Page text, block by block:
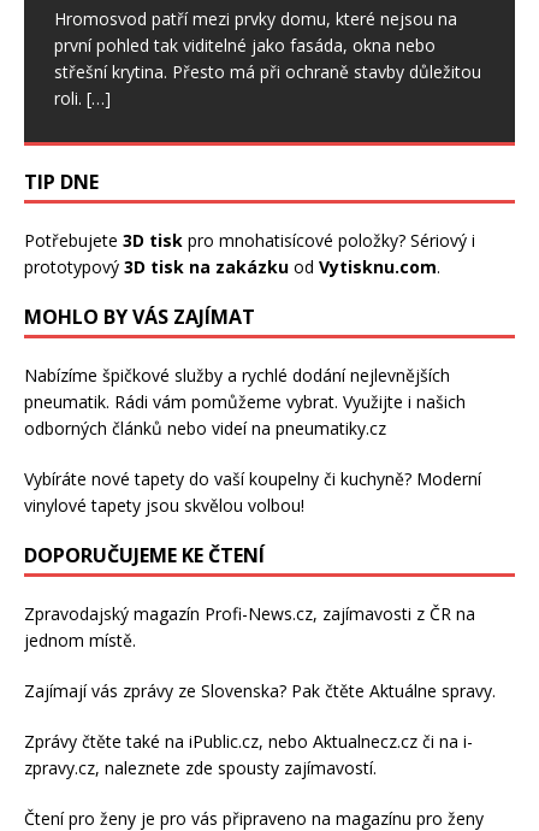
Hromosvod patří mezi prvky domu, které nejsou na
první pohled tak viditelné jako fasáda, okna nebo
střešní krytina. Přesto má při ochraně stavby důležitou
roli. […]
většího problému. Ptáci dokážou narušit omítku,
výztužnou vrstvu i samotnou izolaci.[…]
míře je pro nás důležitý. Pokud však trvá dlouhodobě,
začíná ovlivňovat celý organismus, a to[…]
TIP DNE
Potřebujete 3D tisk pro mnohatisícové položky? Sériový i
prototypový 3D tisk na zakázku od Vytisknu.com.
MOHLO BY VÁS ZAJÍMAT
Nabízíme špičkové služby a rychlé dodánínejlevnějších
pneumatik. Rádi vám pomůžeme vybrat. Využijte i našich
odborných článků nebo videí na pneumatiky.cz
Vybíráte nové tapety do vaší koupelny či kuchyně? Moderní
vinylové tapety jsou skvělou volbou!
DOPORUČUJEME KE ČTENÍ
Zpravodajský magazín Profi-News.cz, zajímavosti z ČR na
jednom místě.
Zajímají vás zprávy ze Slovenska? Pak čtěte Aktuálne spravy.
Zprávy čtěte také na iPublic.cz, nebo Aktualnecz.cz či na i-
zpravy.cz, naleznete zde spousty zajímavostí.
Čtení pro ženy je pro vás připraveno na magazínu pro ženy